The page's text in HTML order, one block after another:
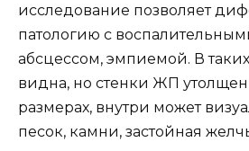
исследование позволяет
патологию с
абсцессом, эмпиемой. В таких
видна, но стенки ЖП
размерах, внутри может
песок, камни, застойная